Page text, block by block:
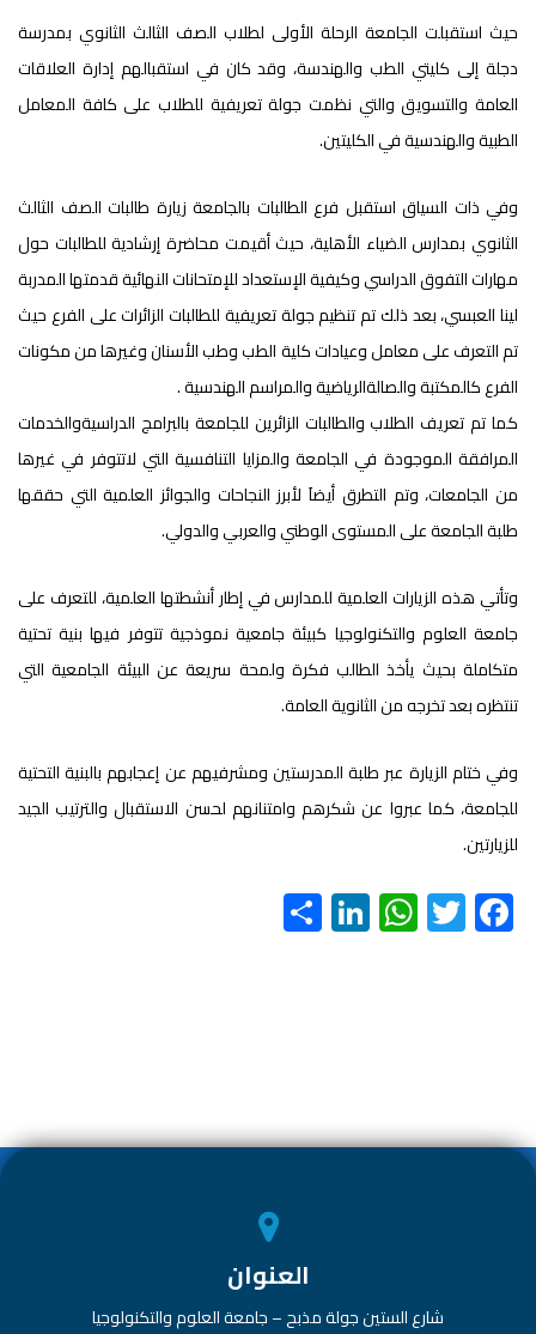
حيث استقبلت الجامعة الرحلة الأولى لطلاب الصف الثالث الثانوي بمدرسة
دجلة إلى كليتي الطب والهندسة، وقد كان في استقبالهم إدارة العلاقات
العامة والتسويق والتي نظمت جولة تعريفية للطلاب على كافة المعامل
الطبية والهندسية في الكليتين.
وفي ذات السياق استقبل فرع الطالبات بالجامعة زيارة طالبات الصف الثالث
الثانوي بمدارس الضياء الأهلية، حيث أقيمت محاضرة إرشادية للطالبات حول
مهارات التفوق الدراسي وكيفية الإستعداد للإمتحانات النهائية قدمتها المدربة
لينا العبسي، بعد ذلك تم تنظيم جولة تعريفية للطالبات الزائرات على الفرع حيث
تم التعرف على معامل وعيادات كلية الطب وطب الأسنان وغيرها من مكونات
الفرع كالمكتبة والصالةالرياضية والمراسم الهندسية .
كما تم تعريف الطلاب والطالبات الزائرين للجامعة بالبرامج الدراسيةوالخدمات
المرافقة الموجودة في الجامعة والمزايا التنافسية التي لاتتوفر في غيرها
من الجامعات، وتم التطرق أيضاَ لأبرز النجاحات والجوائز العلمية التي حققها
طلبة الجامعة على المستوى الوطني والعربي والدولي.
وتأتي هذه الزيارات العلمية للمدارس في إطار أنشطتها العلمية، للتعرف على
جامعة العلوم والتكنولوجيا كبيئة جامعية نموذجية تتوفر فيها بنية تحتية
متكاملة بحيث يأخذ الطالب فكرة ولمحة سريعة عن البيئة الجامعية التي
تنتظره بعد تخرجه من الثانوية العامة.
وفي ختام الزيارة عبر طلبة المدرستين ومشرفيهم عن إعجابهم بالبنية التحتية
للجامعة، كما عبروا عن شكرهم وامتنانهم لحسن الاستقبال والترتيب الجيد
للزيارتين.
F
ac
T
wi
W
h
p
Li
nk
العنوان
شارع الستين جولة مذبح – جامعة العلوم والتكنولوجيا